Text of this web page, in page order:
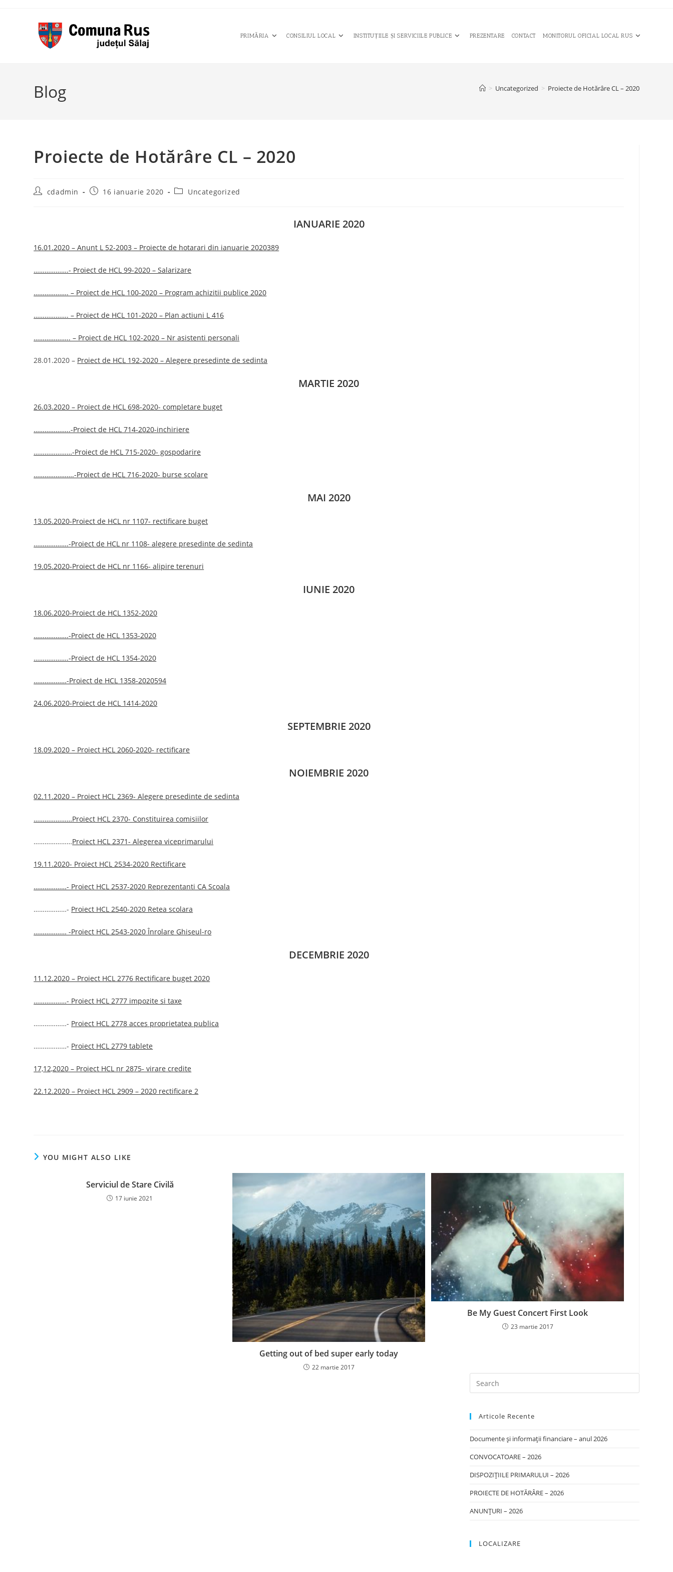
PRIMĂRIA CONSILIUL LOCAL INSTITUȚIILE ȘI SERVICIILE PUBLICE PREZENTARE CONTACT MONITORUL OFICIAL LOCAL RUS
Blog > Uncategorized > Proiecte de Hotărâre CL – 2020
Proiecte de Hotărâre CL – 2020
Postcdadmin
Post16 ianuarie 2020
PostUncategorized
IANUARIE 2020
16.01.2020 – Anunt L 52-2003 – Proiecte de hotarari din ianuarie 2020389
……………….- Proiect de HCL 99-2020 – Salarizare
………………. – Proiect de HCL 100-2020 – Program achizitii publice 2020
………………. – Proiect de HCL 101-2020 – Plan actiuni L 416
……………….. – Proiect de HCL 102-2020 – Nr asistenti personali
28.01.2020 – Proiect de HCL 192-2020 – Alegere presedinte de sedinta
MARTIE 2020
26.03.2020 – Proiect de HCL 698-2020- completare buget
………………..-Proiect de HCL 714-2020-inchiriere
…………………-Proiect de HCL 715-2020- gospodarire
………………….-Proiect de HCL 716-2020- burse scolare
MAI 2020
13.05.2020-Proiect de HCL nr 1107- rectificare buget
……………….-Proiect de HCL nr 1108- alegere presedinte de sedinta
19.05.2020-Proiect de HCL nr 1166- alipire terenuri
IUNIE 2020
18.06.2020-Proiect de HCL 1352-2020
……………….-Proiect de HCL 1353-2020
……………….-Proiect de HCL 1354-2020
………………-Proiect de HCL 1358-2020594
24.06.2020-Proiect de HCL 1414-2020
SEPTEMBRIE 2020
18.09.2020 – Proiect HCL 2060-2020- rectificare
NOIEMBRIE 2020
02.11.2020 – Proiect HCL 2369- Alegere presedinte de sedinta
…………………Proiect HCL 2370- Constituirea comisiilor
…………………Proiect HCL 2371- Alegerea viceprimarului
19.11.2020- Proiect HCL 2534-2020 Rectificare
………………- Proiect HCL 2537-2020 Reprezentanti CA Scoala
………………- Proiect HCL 2540-2020 Retea scolara
……………… -Proiect HCL 2543-2020 Înrolare Ghiseul-ro
DECEMBRIE 2020
11.12.2020 – Proiect HCL 2776 Rectificare buget 2020
………………- Proiect HCL 2777 impozite si taxe
………………- Proiect HCL 2778 acces proprietatea publica
………………- Proiect HCL 2779 tablete
17,12,2020 – Proiect HCL nr 2875- virare credite
22.12.2020 – Proiect HCL 2909 – 2020 rectificare 2
YOU MIGHT ALSO LIKE
Serviciul de Stare Civilă
17 iunie 2021
Getting out of bed super early today
22 martie 2017
Be My Guest Concert First Look
23 martie 2017
Articole Recente
Documente și informații financiare – anul 2026
CONVOCATOARE – 2026
DISPOZIȚIILE PRIMARULUI – 2026
PROIECTE DE HOTĂRÂRE – 2026
ANUNȚURI – 2026
LOCALIZARE